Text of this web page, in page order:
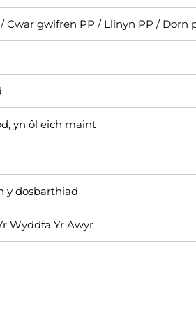
Cwar gwifren PP / Llinyn PP / Dorn
yn ôl eich maint
y dosbarthiad
Wyddfa Yr Awyr